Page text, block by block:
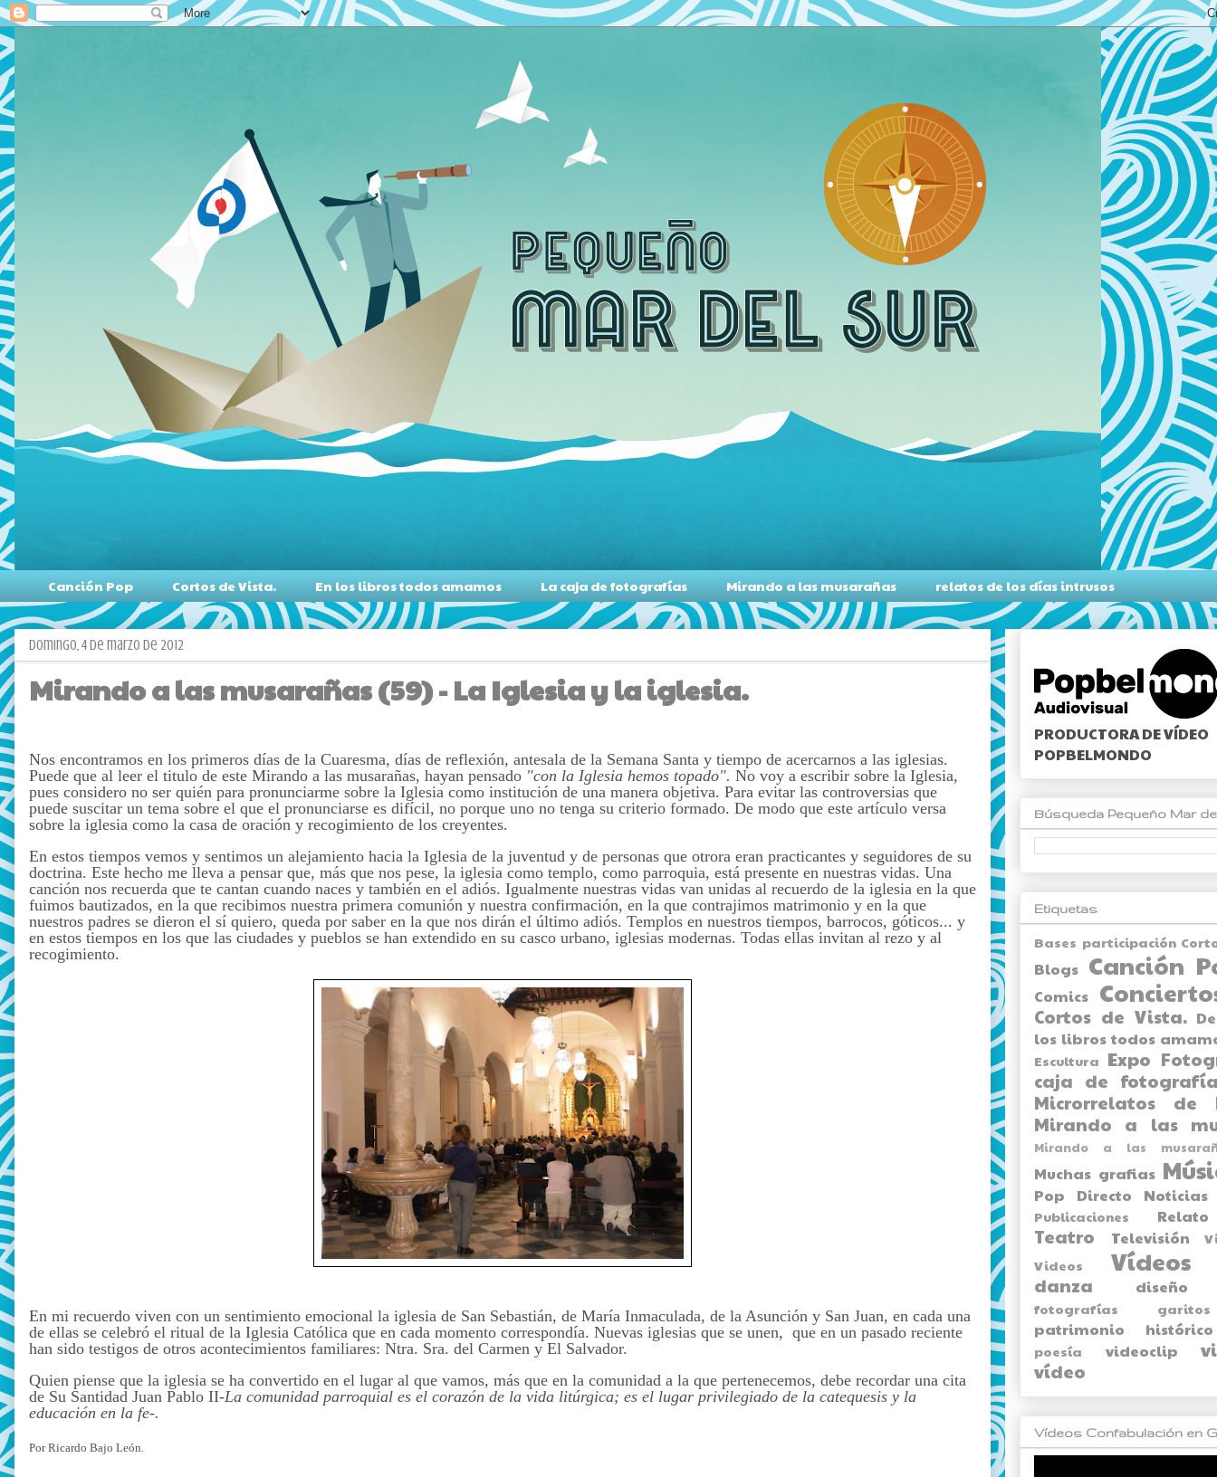
Canción Pop Cortos de Vista. En los libros todos amamos La caja de fotografías Mirando a las musarañas relatos de los días intrusos
domingo, 4 de marzo de 2012
Mirando a las musarañas (59) - La Iglesia y la iglesia.
Nos encontramos en los primeros días de la Cuaresma, días de reflexión, antesala de la Semana Santa y tiempo de acercarnos a las iglesias.
Puede que al leer el titulo de este Mirando a las musarañas, hayan pensado "con la Iglesia hemos topado". No voy a escribir sobre la Iglesia,
pues considero no ser quién para pronunciarme sobre la Iglesia como institución de una manera objetiva. Para evitar las controversias que
puede suscitar un tema sobre el que el pronunciarse es difícil, no porque uno no tenga su criterio formado. De modo que este artículo versa
sobre la iglesia como la casa de oración y recogimiento de los creyentes.
En estos tiempos vemos y sentimos un alejamiento hacia la Iglesia de la juventud y de personas que otrora eran practicantes y seguidores de su
doctrina. Este hecho me lleva a pensar que, más que nos pese, la iglesia como templo, como parroquia, está presente en nuestras vidas. Una
canción nos recuerda que te cantan cuando naces y también en el adiós. Igualmente nuestras vidas van unidas al recuerdo de la iglesia en la que
fuimos bautizados, en la que recibimos nuestra primera comunión y nuestra confirmación, en la que contrajimos matrimonio y en la que
nuestros padres se dieron el sí quiero, queda por saber en la que nos dirán el último adiós. Templos en nuestros tiempos, barrocos, góticos... y
en estos tiempos en los que las ciudades y pueblos se han extendido en su casco urbano, iglesias modernas. Todas ellas invitan al rezo y al
recogimiento.
En mi recuerdo viven con un sentimiento emocional la iglesia de San Sebastián, de María Inmaculada, de la Asunción y San Juan, en cada una
de ellas se celebró el ritual de la Iglesia Católica que en cada momento correspondía. Nuevas iglesias que se unen, que en un pasado reciente
han sido testigos de otros acontecimientos familiares: Ntra. Sra. del Carmen y El Salvador.
Quien piense que la iglesia se ha convertido en el lugar al que vamos, más que en la comunidad a la que pertenecemos, debe recordar una cita
de Su Santidad Juan Pablo II-La comunidad parroquial es el corazón de la vida litúrgica; es el lugar privilegiado de la catequesis y la
educación en la fe-.
Por Ricardo Bajo León.
PRODUCTORA DE VÍDEO
POPBELMONDO
Búsqueda Pequeño Mar
Etiquetas
Bases participación
Blogs Canción
Comics
Cortos de Vista.
los libros todos
Escultura Expo
caja de
Microrrelatos de
Mirando a las
Mirando a las
Muchas grafias
Pop Directo Noticias
Publicaciones Relato
Teatro Televisión
Videos
Vídeos
danza diseño
fotografías garitos
patrimonio histórico
poesía videoclip
vídeo
Vídeos Confabulación en